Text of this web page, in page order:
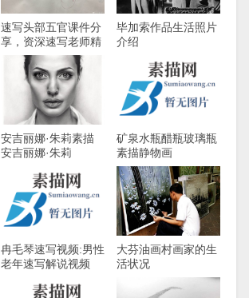
速写头部五官课件分
享，资深速写老师精
心整理
毕加索作品生活照片
介绍
安吉丽娜·朱莉素描
安吉丽娜·朱莉
矿泉水瓶醋瓶玻璃瓶
素描静物画
冉毛琴速写视频:男性
老年速写解说视频
大芬油画村画家的生
活状况